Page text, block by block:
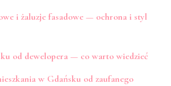
i żaluzje fasadowe — ochrona i styl
od dewelopera — co warto wiedzieć
w Gdańsku od zaufanego